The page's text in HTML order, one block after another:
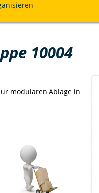
10004
modularen Ablage in